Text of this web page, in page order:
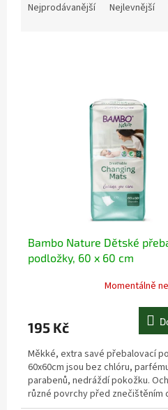
Nejprodávanější Nejlevnější
Bambo Nature Dětské
podložky, 60 x 60 cm
Momentálně
195 Kč
Měkké, extra savé přebalovací
60x60cm jsou bez chlóru,
parabenů, nedráždí pokožku.
různé povrchy před znečištěním
cestách.